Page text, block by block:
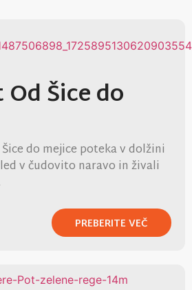
Šice do
do mejice poteka v dolžini
v čudovito naravo in živali
PREBERITE VEČ